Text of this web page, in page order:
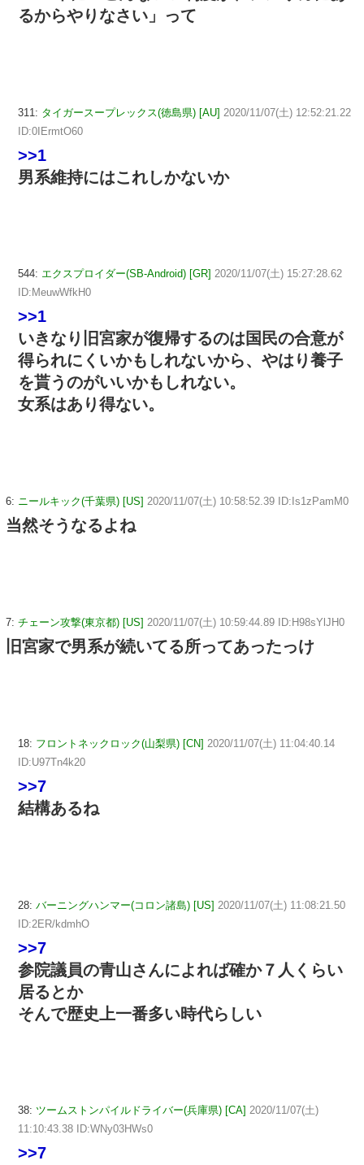
るからやりなさい」って
311: タイガースープレックス(徳島県) [AU] 2020/11/07(土) 12:52:21.22
ID:0IErmtO60
>>1
男系維持にはこれしかないか
544: エクスプロイダー(SB-Android) [GR] 2020/11/07(土) 15:27:28.62
ID:MeuwWfkH0
>>1
いきなり旧宮家が復帰するのは国民の合意が
得られにくいかもしれないから、やはり養子
を貰うのがいいかもしれない。
女系はあり得ない。
6: ニールキック(千葉県) [US] 2020/11/07(土) 10:58:52.39 ID:Is1zPamM0
当然そうなるよね
7: チェーン攻撃(東京都) [US] 2020/11/07(土) 10:59:44.89 ID:H98sYlJH0
旧宮家で男系が続いてる所ってあったっけ
18: フロントネックロック(山梨県) [CN] 2020/11/07(土) 11:04:40.14
ID:U97Tn4k20
>>7
結構あるね
28: バーニングハンマー(コロン諸島) [US] 2020/11/07(土) 11:08:21.50
ID:2ER/kdmhO
>>7
参院議員の青山さんによれば確か７人くらい
居るとか
そんで歴史上一番多い時代らしい
38: ツームストンパイルドライバー(兵庫県) [CA] 2020/11/07(土)
11:10:43.38 ID:WNy03HWs0
>>7